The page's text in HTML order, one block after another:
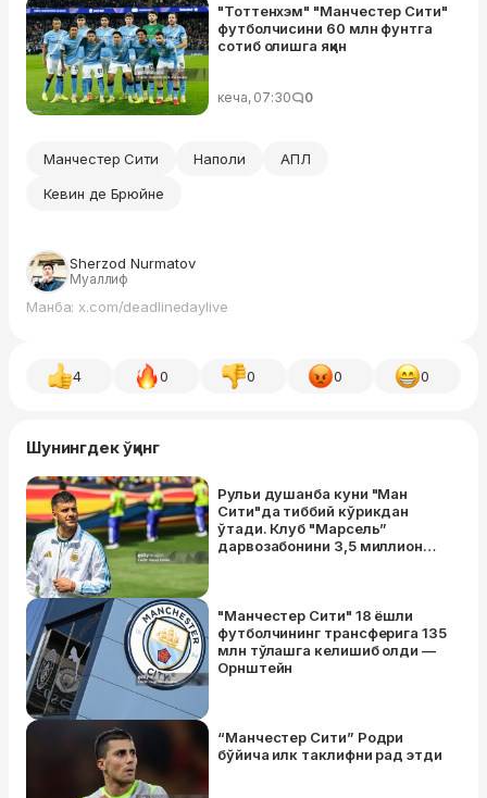
"Тоттенхэм" "Манчестер Сити"
футболчисини 60 млн фунтга
сотиб олишга яқин
кеча, 07:30 0
Манчестер Сити Наполи
АПЛ
Кевин де Брюйне
Sherzod Nurmatov
Муаллиф
Манба: x.com/deadlinedaylive
4 0 0 0 0
Шунингдек ўқинг
Рульи душанба куни "Ман
Сити"да тиббий кўрикдан
ўтади. Клуб "Марсель”
дарвозабонини 3,5 миллион
"Манчестер Сити" 18 ёшли
футболчининг трансферига 135
млн тўлашга келишиб олди —
Орнштейн
“Манчестер Сити” Родри
бўйича илк таклифни рад этди